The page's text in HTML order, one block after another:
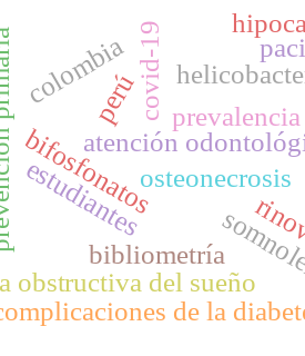
bifosfonatososteonecrosis
atención
obstructiva del sueño
estudiantes
prevalencia
covid-19
colombia
bibliometría
de la
perú